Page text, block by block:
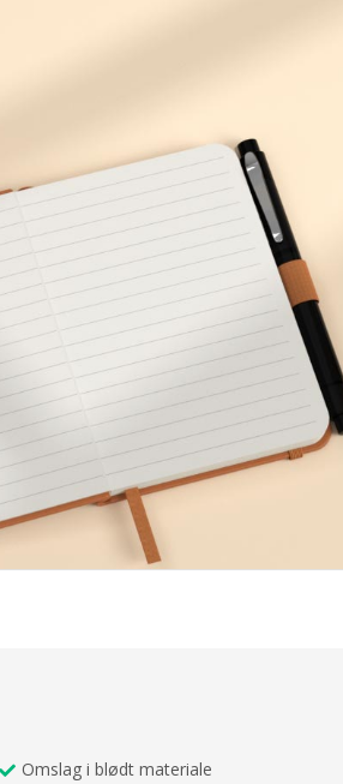
Omslag i blødt materiale